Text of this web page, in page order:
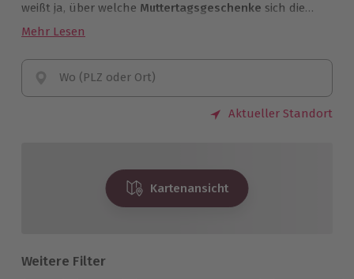
weißt ja, über welche Muttertagsgeschenke sich die
Mamas dieser Welt am meisten freuen: Gemeinsamzeit
dabei immer inklusive.
Mehr Lesen
Wo (PLZ oder Ort)
Aktueller Standort
Kartenansicht
Weitere Filter